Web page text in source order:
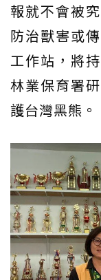
報就不會被
防治獸害或
工作站，將
林業保育署
護台灣黑熊。